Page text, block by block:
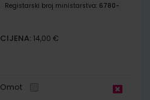
Registarski broj ministarstva: 6780-
CIJENA: 14,00 €
Omot